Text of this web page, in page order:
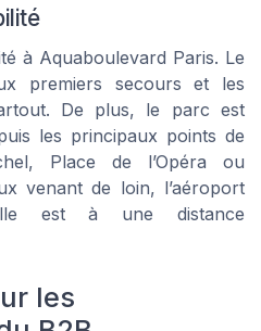
à Aquaboulevard Paris. Le
premiers secours et les
De plus, le parc est
les principaux points de
Place de l’Opéra ou
venant de loin, l’aéroport
est à une distance
les